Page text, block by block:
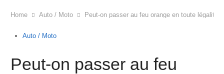
Home Auto / Moto Peut-on passer au feu orange en toute légalité
Auto / Moto
Peut-on passer au feu